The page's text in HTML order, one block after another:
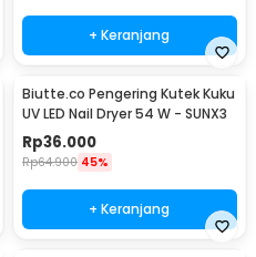
+ Keranjang
Biutte.co Pengering Kutek Kuku
UV LED Nail Dryer 54 W - SUNX3
Rp36.000
Rp64.900 45%
+ Keranjang